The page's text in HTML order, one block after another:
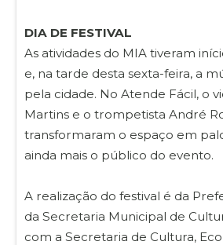
DIA DE FESTIVAL
As atividades do MIA tiveram
e, na tarde desta sexta-feira, a
pela cidade. No Atende Fácil, o
Martins e o trompetista André
transformaram o espaço em
ainda mais o público do evento.
A realização do festival é da
da Secretaria Municipal de
com a Secretaria de Cultura,